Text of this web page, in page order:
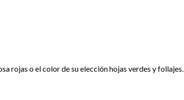
rojas o el color de su elección hojas verdes y follajes.